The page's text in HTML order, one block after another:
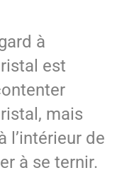
à
est
mais
l’intérieur de
à se ternir.